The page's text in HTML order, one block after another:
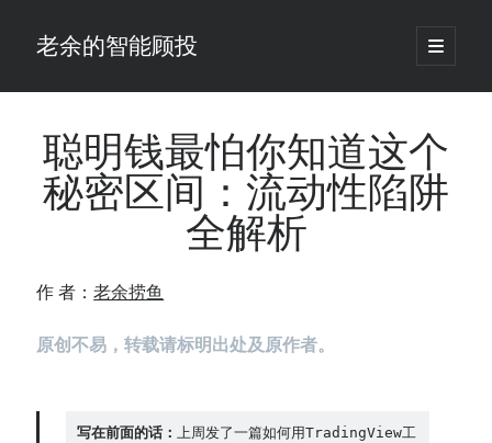
老余的智能顾投
open
primary
Sidebar
最新发表 ：
老余看市：假曙光、核电弹药上膛、AI分化
仓位大小背后的数学：为什么胜率40%的策略，能比胜率60%的更赚钱
码）
老余看市：长鑫4万亿，A股却蒸发12.4万亿
聪明钱最怕你知道这个
秘密区间：流动性陷阱
全解析
作 者：老余捞鱼
原创不易，转载请标明出处及原作者。
写在前面的话：
上周发了一篇如何用TradingView工